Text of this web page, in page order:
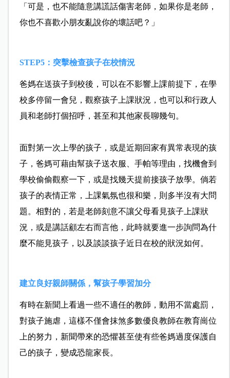
「可是，也不能隨意講謊話傷害老師，如果你是老師，
你也不喜歡小朋友亂說你的壞話吧？」
STEP5：突擊檢查孩子在校情況
爸媽在送孩子到校後，可以在不影響上課前提下，在學
校多停留一會兒，觀察孩子上課狀況，也可以和行政人
員和老師打個招呼，甚至和其他家長聊幾句。
面對第一次上學的孩子，或是近期回家有異常表現的孩
子，爸媽可藉由幫孩子送衣服、手帕等理由，找機會到
學校偷偷觀察一下，或是找幾天提前接孩子放學。倘若
孩子的表情正常，上課氣氛也很和樂，則多半沒有大問
題。相對的，若是老師刻意不讓父母看見孩子上課狀
況，或是講話顧左右而言他，此時就要進一步詢問為什
麼不能見孩子，以及談談孩子近日在校的狀況如何。
建立良好親師關係，幫孩子學習加分
有時在新聞上看過一些不適任的教師，動用不當處罰，
對孩子施虐，這樣不僅會抹煞多數優良教師在教育崗位
上的努力，新聞帶來的恐懼甚至使有些爸媽過度保護自
己的孩子，變成恐龍家長。